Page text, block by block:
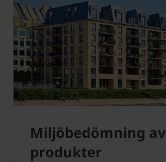
Miljöbedömning av
produkter